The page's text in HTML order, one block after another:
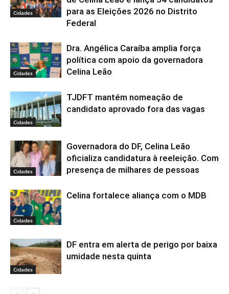
Cidades
para as Eleições 2026 no Distrito
Federal
Cidades
Dra. Angélica Caraíba amplia força
política com apoio da governadora
Celina Leão
Cidades
TJDFT mantém nomeação de
candidato aprovado fora das vagas
Cidades
Governadora do DF, Celina Leão
oficializa candidatura à reeleição. Com
presença de milhares de pessoas
Cidades
Celina fortalece aliança com o MDB
Cidades
DF entra em alerta de perigo por baixa
umidade nesta quinta